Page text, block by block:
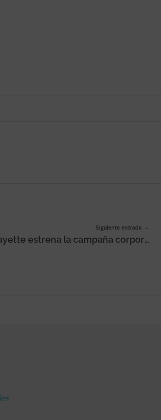
Siguiente entrada
Lafayette estrena la campaña corporativa 2026 en Colombiatex para reflejar la evolución de su marca y su identidad creativa